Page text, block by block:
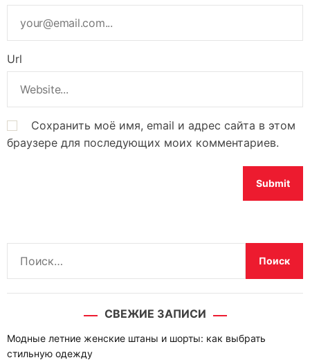
Url
Сохранить моё имя, email и адрес сайта в этом
браузере для последующих моих комментариев.
:
СВЕЖИЕ ЗАПИСИ
Модные летние женские штаны и шорты: как выбрать
стильную одежду